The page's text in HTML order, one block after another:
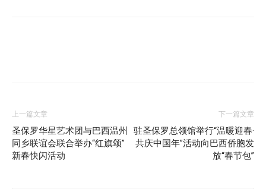
上一篇文章
圣保罗华星艺术团与巴西温州
同乡联谊会联合举办“红旗颂”
新春快闪活动
下一篇文章
驻圣保罗总领馆举行“温暖迎春·
共庆中国年”活动向巴西侨胞发
放“春节包”